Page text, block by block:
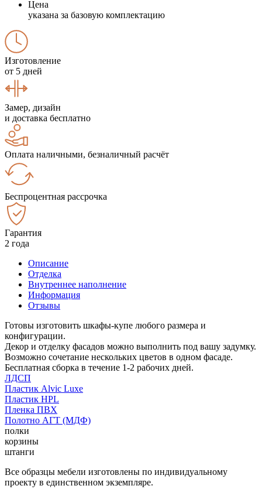
Цена
указана за базовую комплектацию
Изготовление
от 5 дней
Замер, дизайн
и доставка бесплатно
Оплата наличными, безналичный расчёт
Беспроцентная рассрочка
Гарантия
2 года
Описание
Отделка
Внутреннее наполнение
Информация
Отзывы
Готовы изготовить шкафы-купе любого размера и
конфигурации.
Декор и отделку фасадов можно выполнить под вашу задумку.
Возможно сочетание нескольких цветов в одном фасаде.
Бесплатная сборка в течение 1-2 рабочих дней.
ЛДСП
Пластик Alvic Luxe
Пластик HPL
Пленка ПВХ
Полотно АГТ (МДФ)
полки
корзины
штанги
Все образцы мебели изготовлены по индивидуальному
проекту в единственном экземпляре.